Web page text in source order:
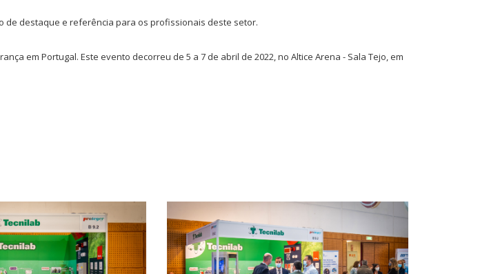
de destaque e referência para os profissionais deste setor.
em Portugal. Este evento decorreu de 5 a 7 de abril de 2022, no Altice Arena - Sala Tejo, em